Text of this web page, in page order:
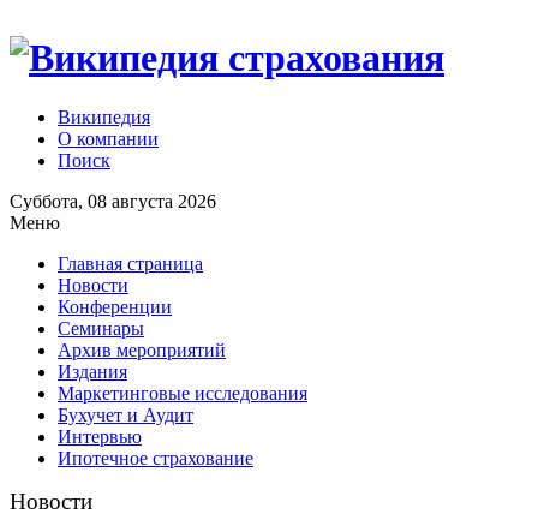
Википедия
О компании
Поиск
Суббота, 08 августа 2026
Меню
Главная страница
Новости
Конференции
Семинары
Архив мероприятий
Издания
Маркетинговые исследования
Бухучет и Аудит
Интервью
Ипотечное страхование
Новости